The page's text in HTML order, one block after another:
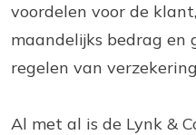
voordelen voor de
maandelijks bedrag en
regelen van
Al met al is de Lynk &